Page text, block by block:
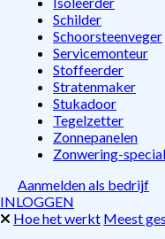
Schilder
Schoorsteenveger
Servicemonteur
Stoffeerder
Stratenmaker
Stukadoor
Tegelzetter
Zonnepanelen
Zonwering-
Aanmelden als bedrijf
INLOGGEN
Hoe het werkt Meest